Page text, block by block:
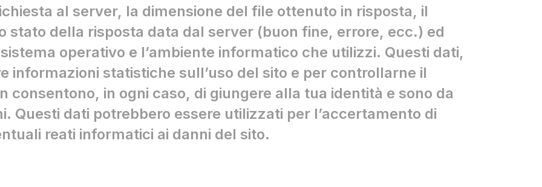
al server, la dimensione del file ottenuto in risposta, il
stato della risposta data dal server (buon fine, errore, ecc.) ed
operativo e l’ambiente informatico che utilizzi. Questi dati,
informazioni statistiche sull’uso del sito e per controllarne il
in ogni caso, di giungere alla tua identità e sono da
Questi dati potrebbero essere utilizzati per l’accertamento di
reati informatici ai danni del sito.